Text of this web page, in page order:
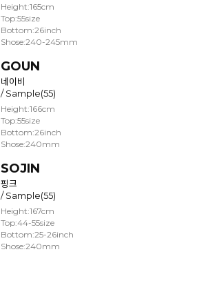
Height:165cm
Top:55size
Bottom:26inch
Shose:240-245mm
GOUN
네이비
/ Sample(55)
Height:166cm
Top:55size
Bottom:26inch
Shose:240mm
SOJIN
핑크
/ Sample(55)
Height:167cm
Top:44-55size
Bottom:25-26inch
Shose:240mm